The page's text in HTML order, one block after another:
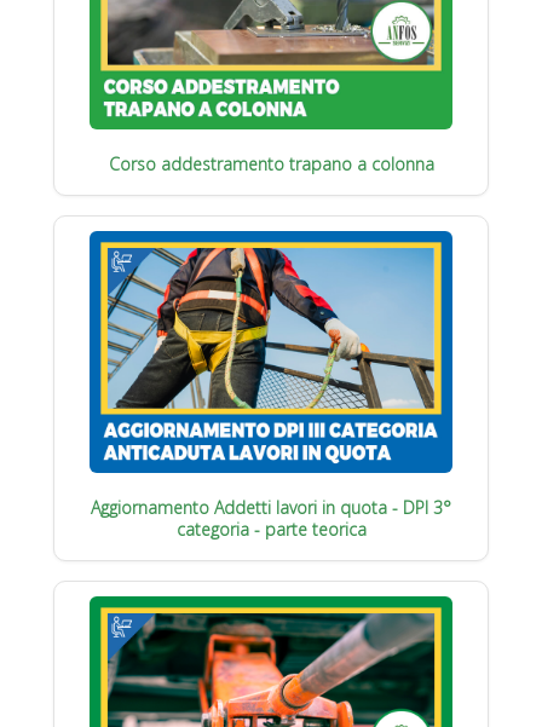
Corso addestramento trapano a colonna
Aggiornamento Addetti lavori in quota - DPI 3°
categoria - parte teorica